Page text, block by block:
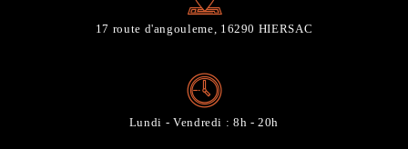
17 route d'angouleme, 16290 HIERSAC
Lundi - Vendredi : 8h - 20h